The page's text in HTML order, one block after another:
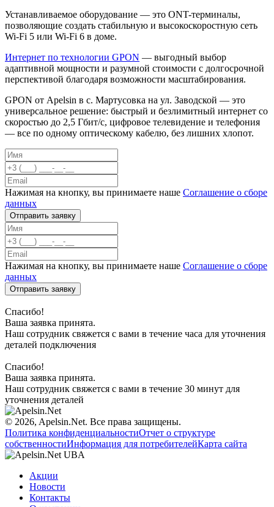
Устанавливаемое оборудование — это ONT-терминалы,
позволяющие создать стабильную и высокоскоростную сеть
Wi-Fi 5 или Wi-Fi 6 в доме.
Интернет по технологии GPON — выгодный выбор
адаптивной мощности и разумной стоимости с долгосрочной
перспективой благодаря возможности масштабирования.
GPON от Apelsin в с. Мартусовка на ул. Заводской — это
универсальное решение: быстрый и безлимитный интернет со
скоростью до 2,5 Гбит/с, цифровое телевидение и телефония
— все по одному оптическому кабелю, без лишних хлопот.
Нажимая на кнопку, вы принимаете наше Соглашение о сборе
данных
Отправить заявку
Нажимая на кнопку, вы принимаете наше Соглашение о сборе
данных
Отправить заявку
Спасибо!
Ваша заявка принята.
Наш сотрудник свяжется с вами в течение часа для уточнения
деталей подключения
Спасибо!
Ваша заявка принята.
Наш сотрудник свяжется с вами в течение 30 минут для
уточнения деталей
© 2026, Apelsin.Net. Все права защищены.
Политика конфиденциальностиОтчет о структуре
собственностиИнформация для потребителейКарта сайта
Акции
Новости
Контакты